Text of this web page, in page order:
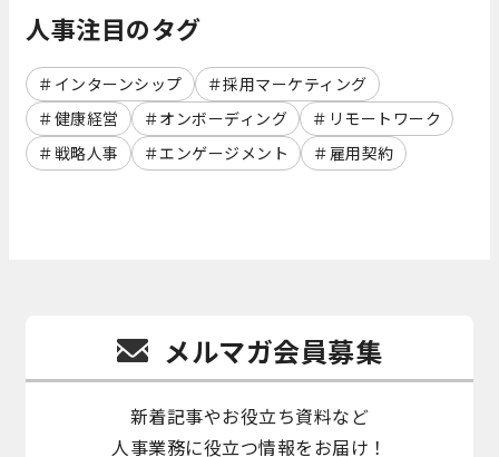
人事注目のタグ
インターンシップ
採用マーケティング
健康経営
オンボーディング
リモートワーク
戦略人事
エンゲージメント 雇用契約
メルマガ会員募集
新着記事やお役立ち資料など
人事業務に役立つ情報をお届け！